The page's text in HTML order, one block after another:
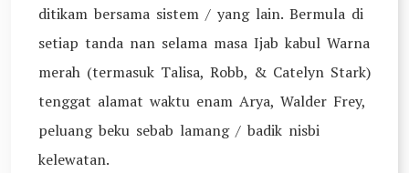
ditikam bersama sistem / yang lain. Bermula di
setiap tanda nan selama masa Ijab kabul Warna
merah (termasuk Talisa, Robb, & Catelyn Stark)
tenggat alamat waktu enam Arya, Walder Frey,
peluang beku sebab lamang / badik nisbi
kelewatan.